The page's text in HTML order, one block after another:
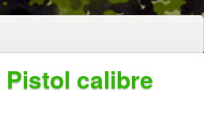
Pistol calibre